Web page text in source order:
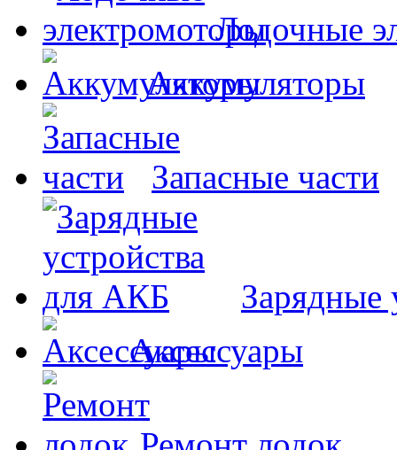
Лодочные
Аккумуляторы
Запасные части
Зарядные
Аксессуары